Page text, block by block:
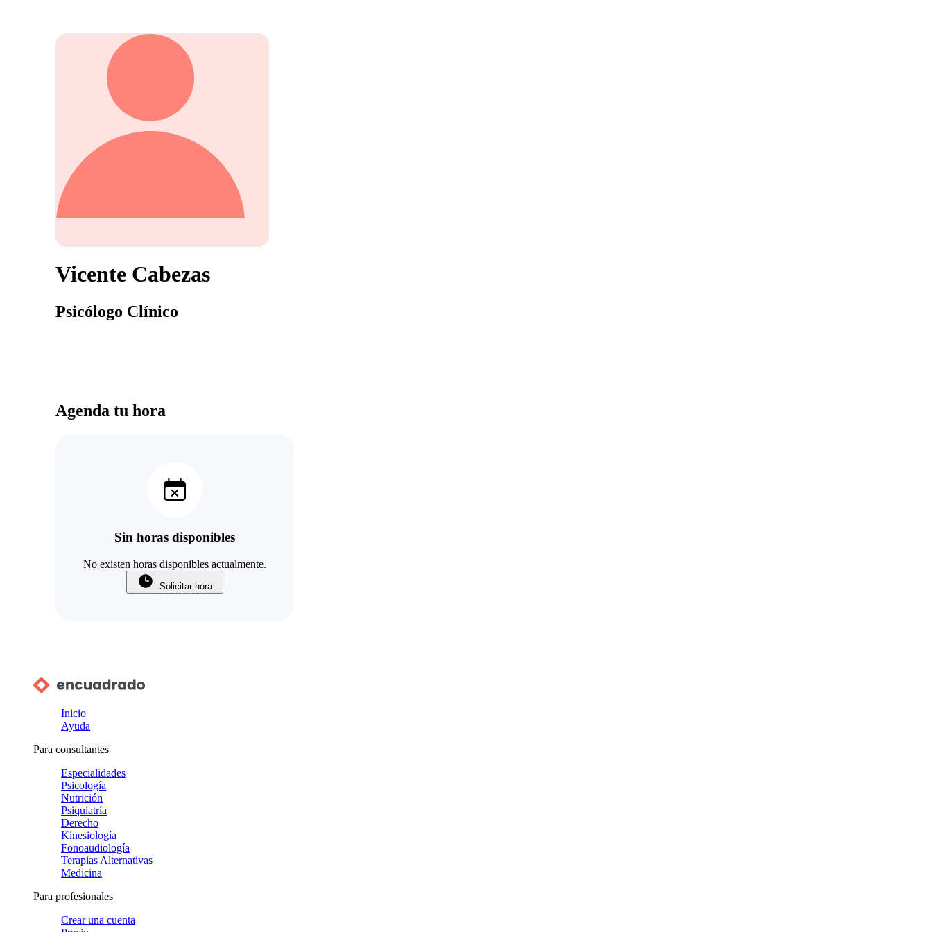
Vicente Cabezas
Psicólogo Clínico
Agenda tu hora
Sin horas disponibles
No existen horas disponibles actualmente.
Solicitar hora
Inicio
Ayuda
Para consultantes
Especialidades
Psicología
Nutrición
Psiquiatría
Derecho
Kinesiología
Fonoaudiología
Terapias Alternativas
Medicina
Para profesionales
Crear una cuenta